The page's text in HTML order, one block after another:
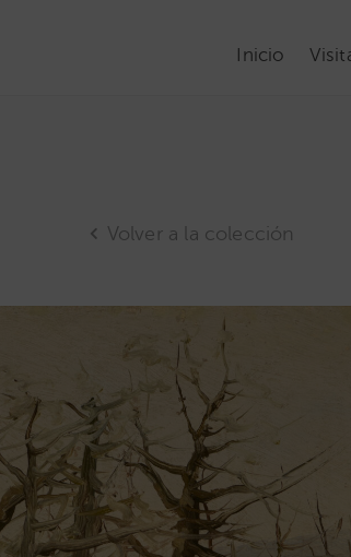
Inicio
Volver a la colección